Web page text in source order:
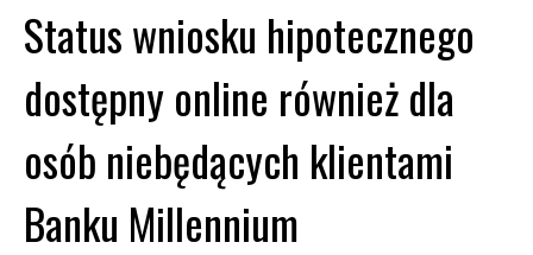
Status wniosku hipotecznego
dostępny online również dla
osób niebędących klientami
Banku Millennium